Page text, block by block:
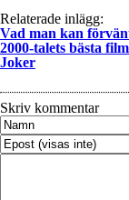
Relaterade inlägg:
Vad man kan
2000-talets bästa
Joker
Skriv kommentar